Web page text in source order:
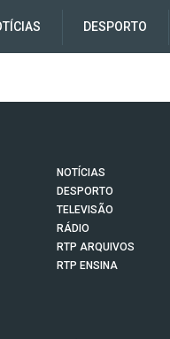
DESPORTO
NOTÍCIAS
DESPORTO
TELEVISÃO
RÁDIO
RTP ARQUIVOS
RTP ENSINA